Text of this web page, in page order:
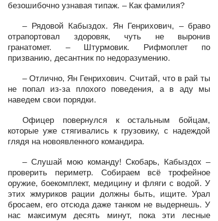
безошибочно узнавая типаж. – Как фамилия?
– Рядовой Кабыздох. Ян Генрихович, – браво
отрапортовал здоровяк, чуть не выронив
гранатомет. – Штурмовик. Рифмоплет по
призванию, десантник по недоразумению.
– Отлично, Ян Генрихович. Считай, что в рай ты
не попал из-за плохого поведения, а в аду мы
наведем свои порядки.
Офицер повернулся к остальным бойцам,
которые уже стягивались к грузовику, с надеждой
глядя на новоявленного командира.
– Слушай мою команду! Скобарь, Кабыздох –
проверить периметр. Собираем всё трофейное
оружие, боекомплект, медицину и фляги с водой. У
этих жмуриков рации должны быть, ищите. Урал
бросаем, его отсюда даже танком не выдернешь. У
нас максимум десять минут, пока эти лесные